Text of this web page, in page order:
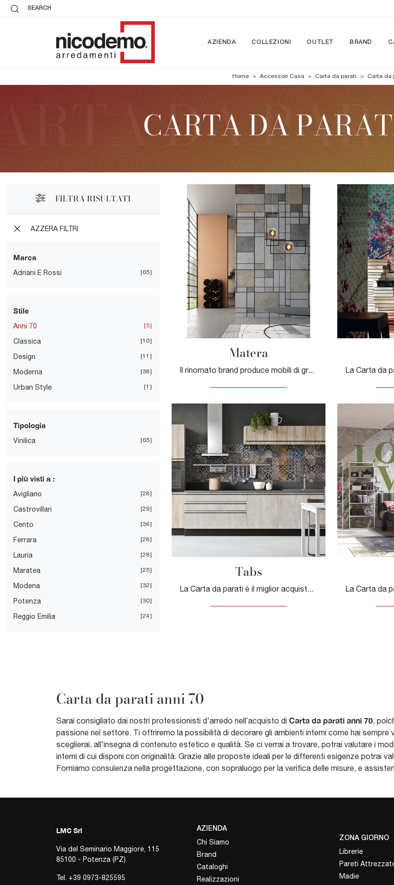
SEARCH
AZIENDA COLLEZIONI OUTLET BRAND
Home > Accessori Casa > Carta da parati > Carta da
CARTA DA
FILTRA RISULTATI
AZZERA FILTRI
Marca
Adriani E Rossi 65
Stile
Anni 70 5
Classica 10
Design 11
Moderna 38
Urban Style 1
Tipologia
Vinilica 65
I più visti a :
Avigliano 28
Castrovillari 29
Cento 36
Ferrara 28
Lauria 28
Maratea 25
Modena 32
Potenza 30
Reggio Emilia 24
Matera
Il rinomato brand produce mobili di grande valore con cui customizzare con stile uno tra gli ambienti domestici in cui passi buona parte del giorno.
Tabs
La Carta da parati è il miglior acquisto per arricchire i tuoi spazi! Ultima un'ambientazione anni 70 con il modello Tabs di Adriani e Rossi.
Carta da parati anni 70
Sarai consigliato dai nostri professionisti d'arredo nell’acquisto di Carta da parati anni 70,
passione nel settore. Ti offriremo la possibilità di decorare gli ambienti interni come hai
sceglierai, all'insegna di contenuto estetico e qualità. Se ci verrai a trovare, potrai valutare i
interni di cui disponi con originalità. Grazie alle proposte ideali per le differenti esigenze potrai
Forniamo consulenza nella progettazione, con sopraluogo per la verifica delle misure, e
LMC Srl
Via del Seminario Maggiore, 115
85100 - Potenza (PZ)
Tel. +39 0973-825595
AZIENDA
Chi Siamo
Brand
Cataloghi
Realizzazioni
ZONA GIORNO
Librerie
Pareti
Madie